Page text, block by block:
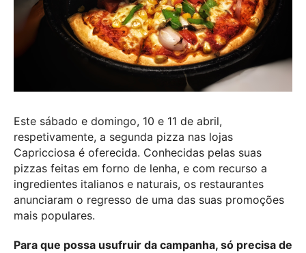
Este sábado e domingo, 10 e 11 de abril,
respetivamente, a segunda pizza nas lojas
Capricciosa é oferecida. Conhecidas pelas suas
pizzas feitas em forno de lenha, e com recurso a
ingredientes italianos e naturais, os restaurantes
anunciaram o regresso de uma das suas promoções
mais populares.
Para que possa usufruir da campanha, só precisa de